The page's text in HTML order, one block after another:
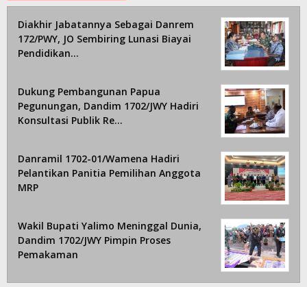
Diakhir Jabatannya Sebagai Danrem
172/PWY, JO Sembiring Lunasi Biayai
Pendidikan…
Dukung Pembangunan Papua
Pegunungan, Dandim 1702/JWY Hadiri
Konsultasi Publik Re…
Danramil 1702-01/Wamena Hadiri
Pelantikan Panitia Pemilihan Anggota
MRP
Wakil Bupati Yalimo Meninggal Dunia,
Dandim 1702/JWY Pimpin Proses
Pemakaman